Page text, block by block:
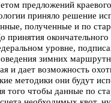
предложений
приняло решение
полученные и по
принятия
уровне,
зимних
и дает возможность
методики они будут
того чтобы данные по